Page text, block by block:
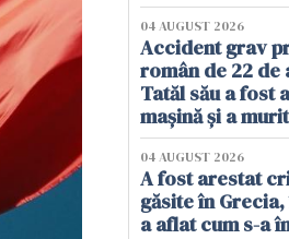
04 AUGUST 2026
Accident grav
român de 22 de
Tatăl său a fost
mașină și a
04 AUGUST 2026
A fost arestat
găsite în
a aflat cum s-a